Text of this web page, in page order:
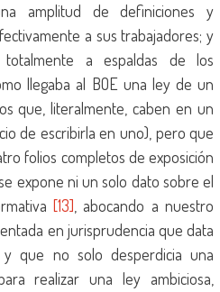
amplitud de definiciones y
a sus trabajadores; y
totalmente a espaldas de los
llegaba al BOE una ley de un
que, literalmente, caben en un
de escribirla en uno), pero que
folios completos de exposición
expone ni un solo dato sobre el
[13] , abocando a nuestro
en jurisprudencia que data
que no solo desperdicia una
realizar una ley ambiciosa,